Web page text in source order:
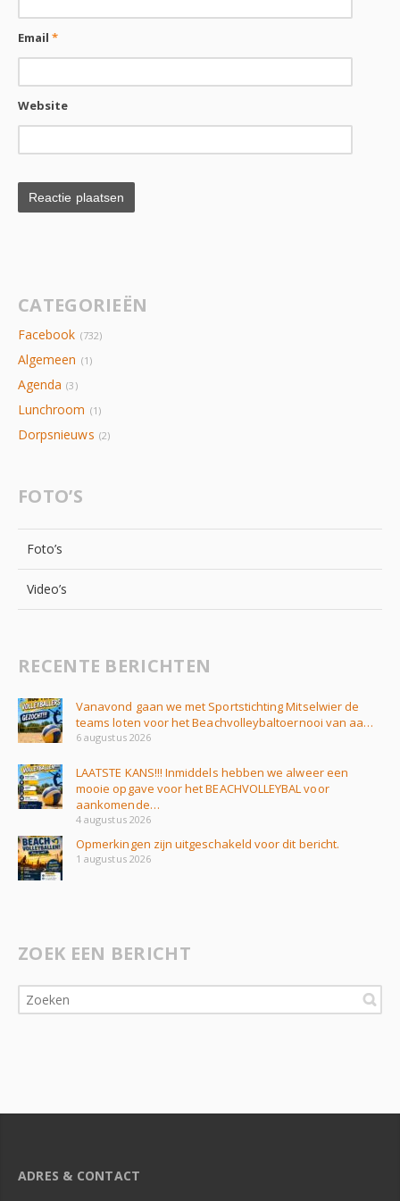
Email*
Website
CATEGORIEËN
Facebook (732)
Algemeen (1)
Agenda (3)
Lunchroom (1)
Dorpsnieuws (2)
FOTO’S
Foto’s
Video’s
RECENTE BERICHTEN
Vanavond gaan we met Sportstichting Mitselwier de
teams loten voor het Beachvolleybaltoernooi van aa…
6 augustus 2026
LAATSTE KANS!!! Inmiddels hebben we alweer een
mooie opgave voor het BEACHVOLLEYBAL voor
aankomende…
4 augustus 2026
Opmerkingen zijn uitgeschakeld voor dit bericht.
1 augustus 2026
ZOEK EEN BERICHT
ADRES & CONTACT